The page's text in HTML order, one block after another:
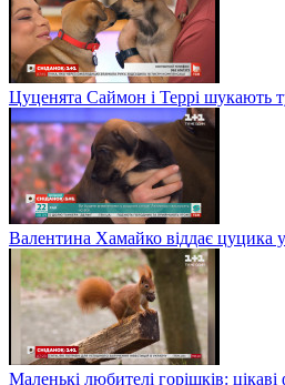
Цуценята Саймон і Террі шукають
Валентина Хамайко віддає цуцика
Маленькі любителі горішків: